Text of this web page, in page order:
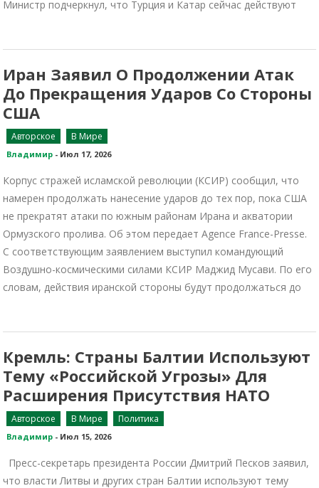
Министр подчеркнул, что Турция и Катар сейчас действуют
Иран Заявил О Продолжении Атак
До Прекращения Ударов Со Стороны
США
Авторское В Мире
Владимир - Июл 17, 2026
Корпус стражей исламской революции (КСИР) сообщил, что
намерен продолжать нанесение ударов до тех пор, пока США
не прекратят атаки по южным районам Ирана и акватории
Ормузского пролива. Об этом передает Agence France-Presse.
С соответствующим заявлением выступил командующий
Воздушно-космическими силами КСИР Маджид Мусави. По его
словам, действия иранской стороны будут продолжаться до
Кремль: Страны Балтии Используют
Тему «российской Угрозы» Для
Расширения Присутствия НАТО
Авторское В Мире Политика
Владимир - Июл 15, 2026
Пресс-секретарь президента России Дмитрий Песков заявил,
что власти Литвы и других стран Балтии используют тему